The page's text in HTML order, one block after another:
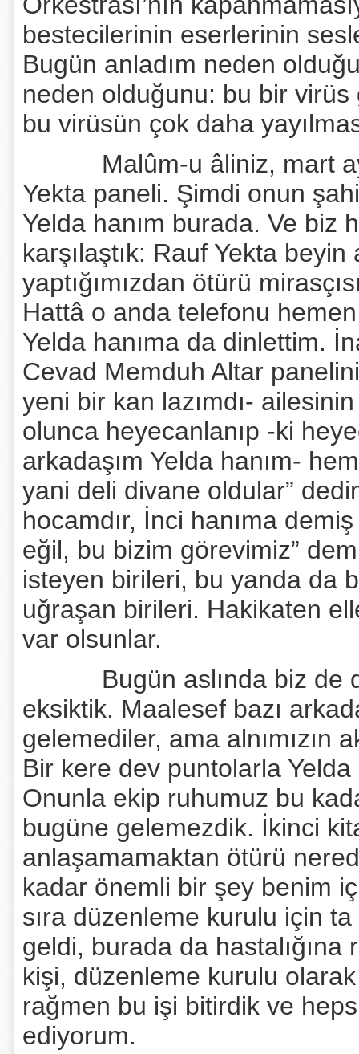
bestecilerinin eserlerinin
Bugün anladım neden
neden olduğunu: bu bir
bu virüsün çok daha
Malûm-u âliniz, mart
Yekta paneli. Şimdi onun
Yelda hanım burada. Ve biz
karşılaştık: Rauf Yekta
yaptığımızdan ötürü
Hattâ o anda telefonu
Yelda hanıma da dinlettim.
Cevad Memduh Altar
yeni bir kan lazımdı-
olunca heyecanlanıp -ki
arkadaşım Yelda hanım-
yani deli divane oldular”
hocamdır, İnci hanıma
eğil, bu bizim görevimiz”
isteyen birileri, bu yanda da
uğraşan birileri. Hakikaten
var olsunlar.
Bugün aslında biz de
eksiktik. Maalesef bazı
gelemediler, ama alnımızın
Bir kere dev puntolarla
Onunla ekip ruhumuz bu
bugüne gelemezdik. İkinci
anlaşamamaktan ötürü
kadar önemli bir şey benim
sıra düzenleme kurulu için
geldi, burada da
kişi, düzenleme kurulu
rağmen bu işi bitirdik ve
ediyorum.